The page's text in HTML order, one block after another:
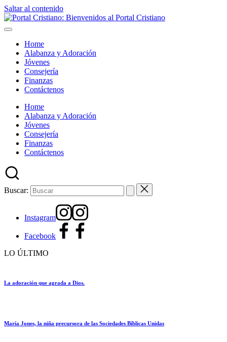
Saltar al contenido
Home
Alabanza y Adoración
Jóvenes
Consejería
Finanzas
Contáctenos
Home
Alabanza y Adoración
Jóvenes
Consejería
Finanzas
Contáctenos
Buscar:
Instagram
Facebook
LO ÚLTIMO
La adoración que agrada a Dios.
María Jones, la niña precursora de las Sociedades Bíblicas Unidas